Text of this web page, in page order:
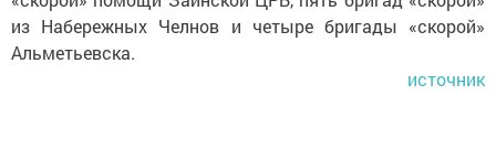
из Набережных Челнов и четыре бригады «скорой»
Альметьевска.
источник